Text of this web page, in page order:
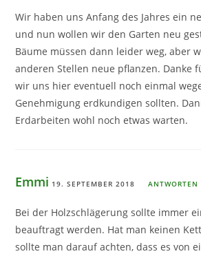
Wir haben uns Anfang des Jahres ein
und nun wollen wir den Garten neu
Bäume müssen dann leider weg, aber
anderen Stellen neue pflanzen. Danke
wir uns hier eventuell noch einmal
Genehmigung erdkundigen sollten.
Erdarbeiten wohl noch etwas warten.
Emmi 19. SEPTEMBER 2018 ANTWORTEN
Bei der Holzschlägerung sollte immer
beauftragt werden. Hat man keinen
sollte man darauf achten, dass es von